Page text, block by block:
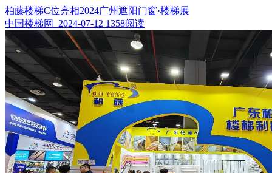
柏藤楼梯C位亮相2024广州遮阳门窗·楼梯展
中国楼梯网 2024-07-12 1358阅读